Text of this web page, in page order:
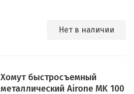
Нет в наличии
Хомут быстросъемный
металлический Airone MK 100